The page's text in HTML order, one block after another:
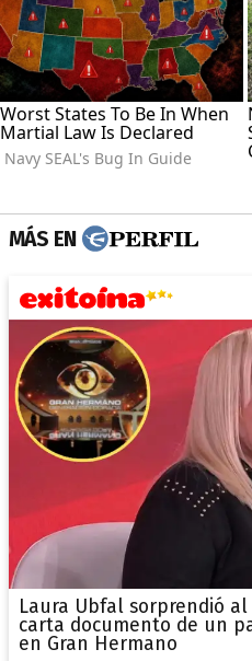
MÁS EN
Laura Ubfal sorprendió
carta documento de un
en Gran Hermano